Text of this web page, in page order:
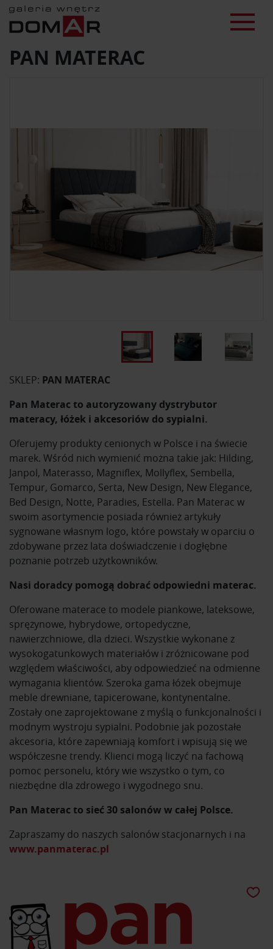
PAN MATERAC
SKLEP: PAN MATERAC
Pan Materac to autoryzowany dystrybutor
materacy, łóżek i akcesoriów do sypialni.
Oferujemy produkty cenionych w Polsce i na świecie
marek. Wśród nich wymienić można takie jak: Hilding,
Janpol, Materasso, Magniflex, Mollyflex, Sembella,
Tempur, Gomarco, Serta, New Design, New Elegance,
Bed Design, Notte, Paradies, Estella. Pan Materac w
swoim asortymencie posiada również artykuły
sygnowane własnym logo, które powstały w oparciu o
zdobywane przez lata doświadczenie i dogłębne
poznanie potrzeb użytkowników.
Nasi doradcy pomogą dobrać odpowiedni materac.
Oferowane materace to modele piankowe, lateksowe,
sprężynowe, hybrydowe, ortopedyczne,
nawierzchniowe, dla dzieci. Wszystkie wykonane z
wysokogatunkowych materiałów i zróżnicowane pod
względem właściwości, aby odpowiedzieć na odmienne
wymagania klientów. Szeroka gama łóżek obejmuje
meble drewniane, tapicerowane, kontynentalne.
Zostały one zaprojektowane z myślą o funkcjonalności i
modnym wystroju sypialni. Podobnie jak pozostałe
akcesoria, które zapewniają komfort i wpisują się we
współczesne trendy. Klienci mogą liczyć na fachową
pomoc personelu, który wie wszystko o tym, co
niezbędne dla zdrowego i wygodnego snu.
Pan Materac to sieć 30 salonów w całej Polsce.
Zapraszamy do naszych salonów stacjonarnych i na
www.panmaterac.pl